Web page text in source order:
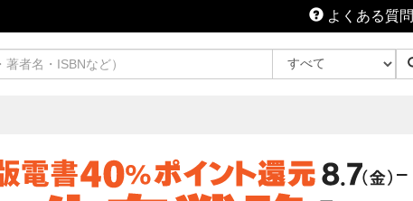
よくある質問